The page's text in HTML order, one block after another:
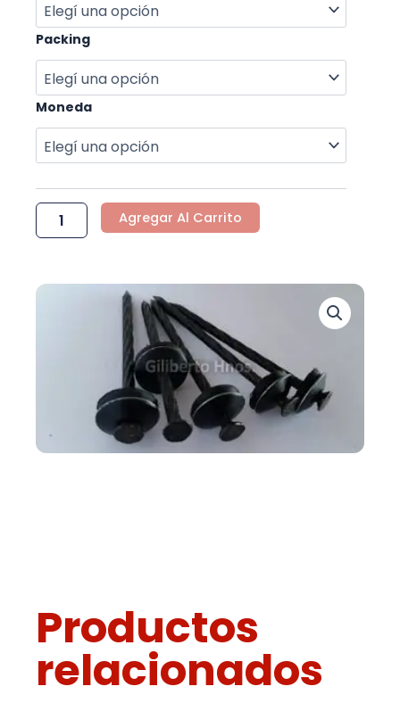
Packing
Moneda
CON
GOMA
cantidad
Agregar Al Carrito
Productos
relacionados